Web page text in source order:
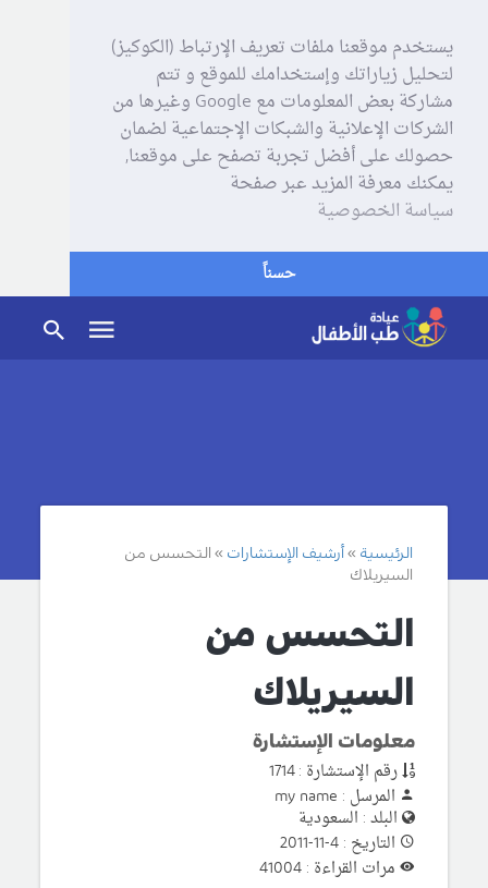
يستخدم موقعنا ملفات تعريف الإرتباط (الكوكيز)
لتحليل زياراتك وإستخدامك للموقع و تتم
مشاركة بعض المعلومات مع Google وغيرها من
الشركات الإعلانية والشبكات الإجتماعية لضمان
حصولك على أفضل تجربة تصفح على موقعنا,
يمكنك معرفة المزيد عبر صفحة
سياسة الخصوصية
حسناً
الرئيسية أرشيف الإستشارات
التحسس من
السيريلاك
التحسس من
السيريلاك
معلومات الإستشارة
رقم الإستشارة : 1714
المرسل : my name
البلد : السعودية
التاريخ : 4-11-2011
مرات القراءة : 41004